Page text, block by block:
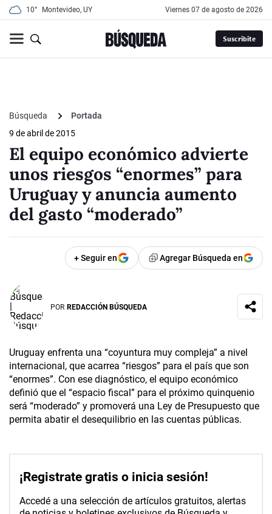
10° Montevideo, UY viernes 07 de agosto de 2026
Suscribite
Búsqueda
Portada
9 de abril de 2015
El equipo económico advierte
unos riesgos “enormes” para
Uruguay y anuncia aumento
del gasto “moderado”
+ Seguir en Agregar Búsqueda en
POR REDACCIÓN BÚSQUEDA
Uruguay enfrenta una “coyuntura muy compleja” a nivel
internacional, que acarrea “riesgos” para el país que son
“enormes”. Con ese diagnóstico, el equipo económico
definió que el “espacio fiscal” para el próximo quinquenio
será “moderado” y promoverá una Ley de Presupuesto que
permita abatir el desequilibrio en las cuentas públicas.
¡Registrate gratis o inicia sesión!
Accedé a una selección de artículos gratuitos, alertas